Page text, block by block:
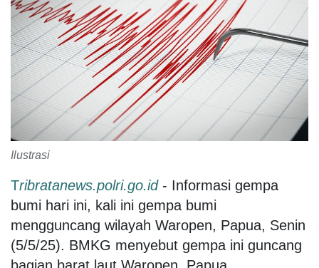
Ilustrasi
Tribratanews.polri.go.id- Informasi gempa
bumi hari ini, kali ini gempa bumi
mengguncang wilayah Waropen, Papua, Senin
(5/5/25). BMKG menyebut gempa ini guncang